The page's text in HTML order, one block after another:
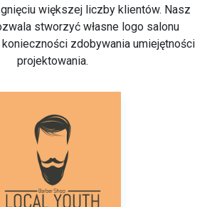
większej liczby klientów. Nasz
stworzyć własne logo salonu
zdobywania umiejętności
projektowania.